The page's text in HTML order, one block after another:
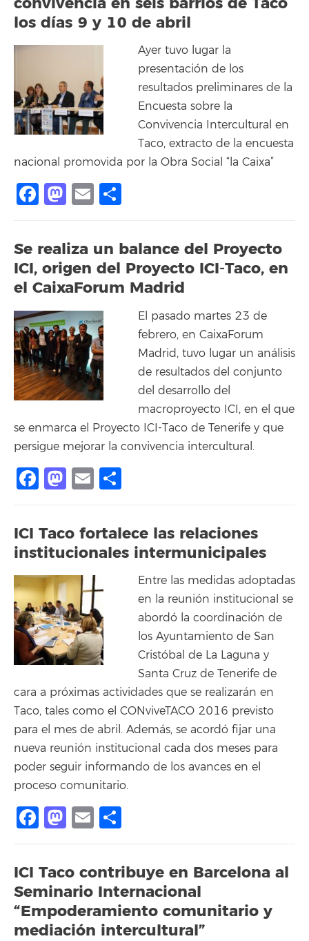
los días 9 y 10 de abril
Ayer tuvo lugar la
presentación de los
resultados preliminares de la
Encuesta sobre la
Convivencia Intercultural en
Taco, extracto de la encuesta
nacional promovida por la Obra Social “la Caixa”
Facebook
Mastodon
Email
Se realiza un balance del Proyecto
ICI, origen del Proyecto ICI-Taco, en
el CaixaForum Madrid
El pasado martes 23 de
febrero, en CaixaForum
Madrid, tuvo lugar un análisis
de resultados del conjunto
del desarrollo del
macroproyecto ICI, en el que
se enmarca el Proyecto ICI-Taco de Tenerife y que
persigue mejorar la convivencia intercultural.
Facebook
Mastodon
Email
ICI Taco fortalece las relaciones
institucionales intermunicipales
Entre las medidas adoptadas
en la reunión institucional se
abordó la coordinación de
los Ayuntamiento de San
Cristóbal de La Laguna y
Santa Cruz de Tenerife de
cara a próximas actividades que se realizarán en
Taco, tales como el CONviveTACO 2016 previsto
para el mes de abril. Además, se acordó fijar una
nueva reunión institucional cada dos meses para
poder seguir informando de los avances en el
proceso comunitario.
Facebook
Mastodon
Email
ICI Taco contribuye en Barcelona al
Seminario Internacional
“Empoderamiento comunitario y
mediación intercultural”